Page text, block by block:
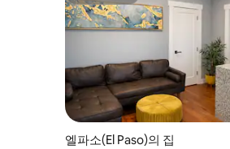
엘파소(El Paso)의 집